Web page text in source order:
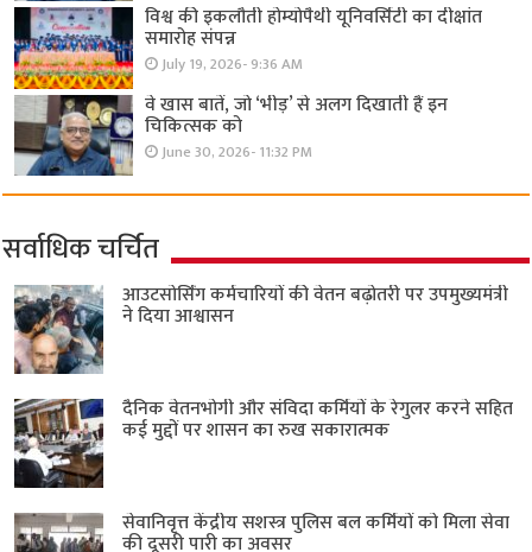
विश्व की इकलौती होम्योपैथी यूनिवर्सिटी का दीक्षांत
समारोह संपन्न
July 19, 2026- 9:36 AM
वे खास बातें, जो ‘भीड़’ से अलग दिखाती हैं इन
चिकित्सक को
June 30, 2026- 11:32 PM
सर्वाधिक चर्चित
आउटसोर्सिंग कर्मचारियों की वेतन बढ़ोतरी पर उपमुख्यमंत्री
ने दिया आश्वासन
दैनिक वेतनभोगी और संविदा कर्मियों के रेगुलर करने सहित
कई मुद्दों पर शासन का रुख सकारात्मक
सेवानिवृत्त केंद्रीय सशस्त्र पुलिस बल ​कर्मियों को मिला सेवा
की दूसरी पारी का अवसर